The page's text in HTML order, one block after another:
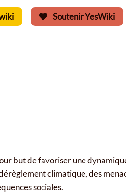
Soutenir YesWiki
but de favoriser une
climatique, des
sociales.